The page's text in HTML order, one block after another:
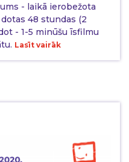
- laikā ierobežota
48 stundas (2
- 1-5 minūšu īsfilmu
Lasīt vairāk